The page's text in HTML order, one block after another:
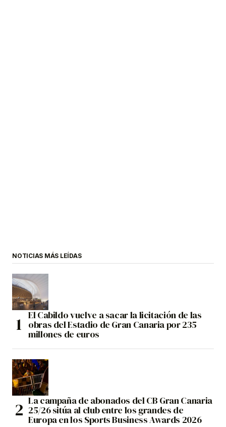
NOTICIAS MÁS LEÍDAS
El Cabildo vuelve a sacar la licitación de las
obras del Estadio de Gran Canaria por 235
millones de euros
La campaña de abonados del CB Gran Canaria
25/26 sitúa al club entre los grandes de
Europa en los Sports Business Awards 2026